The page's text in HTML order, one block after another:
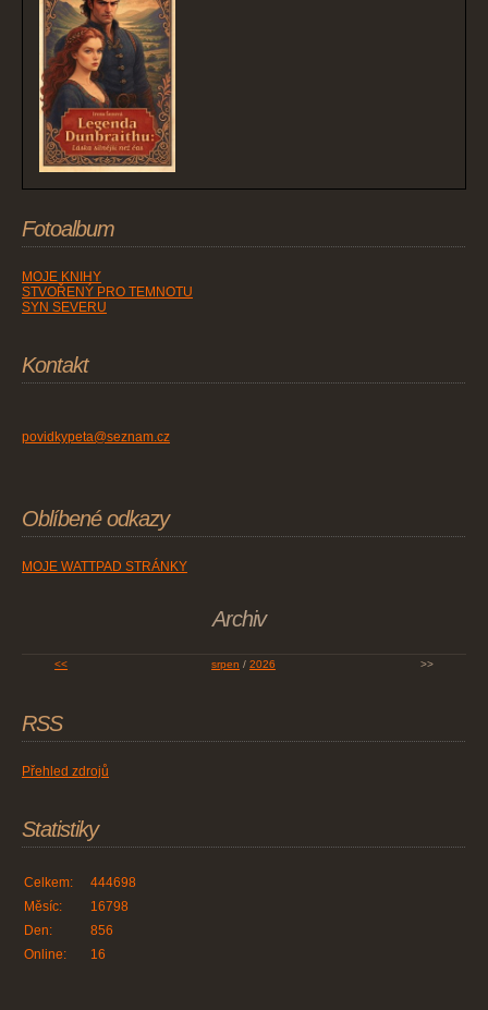
Fotoalbum
MOJE KNIHY
STVOŘENÝ PRO TEMNOTU
SYN SEVERU
Kontakt
povidkypeta@seznam.cz
Oblíbené odkazy
MOJE WATTPAD STRÁNKY
Archiv
<< srpen / 2026 >>
RSS
Přehled zdrojů
Statistiky
Online: 16
Celkem:
444698
Měsíc:
16798
Den:
856